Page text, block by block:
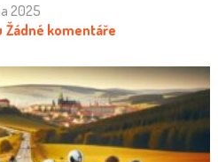
2025
Žádné komentáře